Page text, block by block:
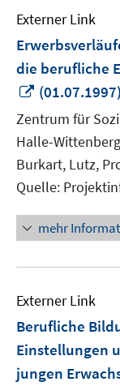
Externer Link
die berufliche
In
neuem
Fenster
öffnen
(01.07.1997)
Zentrum für
Halle-Wittenberg
Burkart, Lutz,
Quelle:
mehr
Externer Link
Berufliche
Einstellungen
jungen